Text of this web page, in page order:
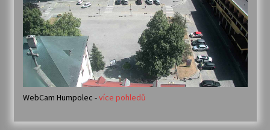
WebCam Humpolec -více pohledů